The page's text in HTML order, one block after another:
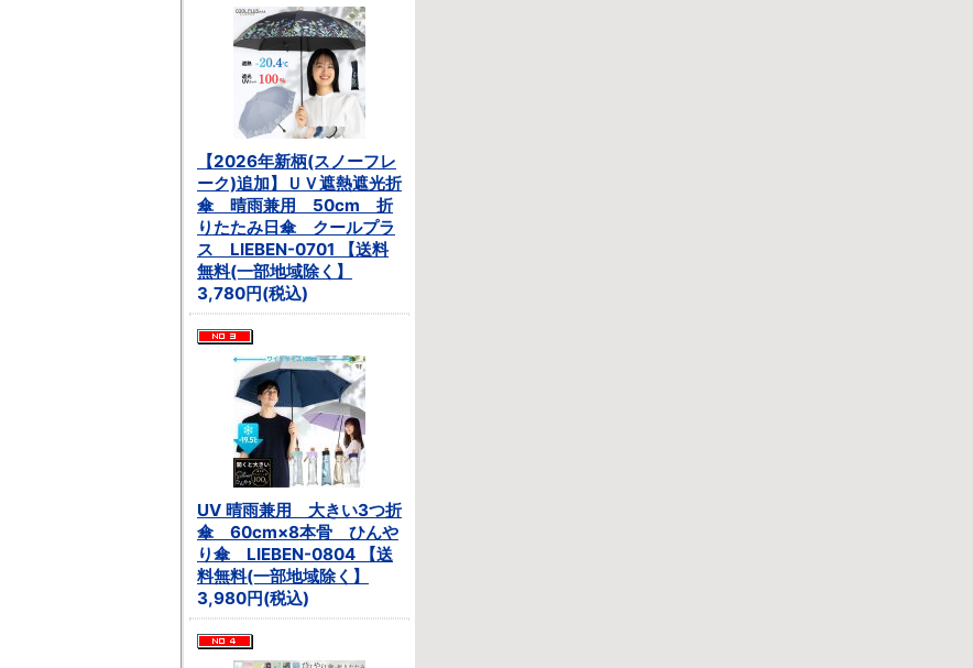
【2026年新柄(スノーフレ
ーク)追加】ＵＶ遮熱遮光折
傘 晴雨兼用 50cm 折
りたたみ日傘 クールプラ
ス LIEBEN-0701 【送料
無料(一部地域除く】
3,780円(税込)
UV 晴雨兼用 大きい3つ折
傘 60cm×8本骨 ひんや
り傘 LIEBEN-0804 【送
料無料(一部地域除く】
3,980円(税込)